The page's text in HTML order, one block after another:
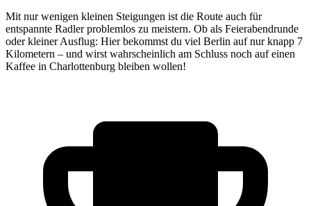
Mit nur wenigen kleinen Steigungen ist die Route auch für
entspannte Radler problemlos zu meistern. Ob als Feierabendrunde
oder kleiner Ausflug: Hier bekommst du viel Berlin auf nur knapp 7
Kilometern – und wirst wahrscheinlich am Schluss noch auf einen
Kaffee in Charlottenburg bleiben wollen!